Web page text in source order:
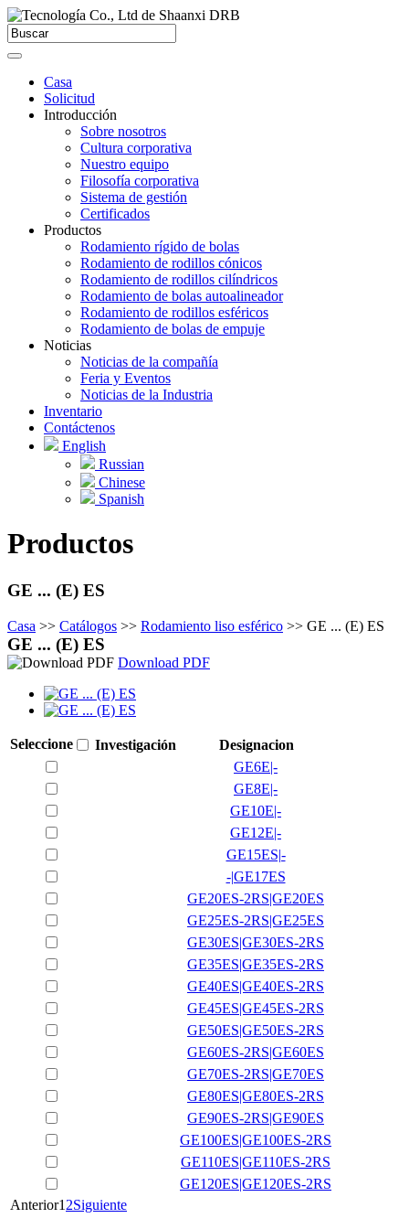
Casa
Solicitud
Introducción
Sobre nosotros
Cultura corporativa
Nuestro equipo
Filosofía corporativa
Sistema de gestión
Certificados
Productos
Rodamiento rígido de bolas
Rodamiento de rodillos cónicos
Rodamiento de rodillos cilíndricos
Rodamiento de bolas autoalineador
Rodamiento de rodillos esféricos
Rodamiento de bolas de empuje
Noticias
Noticias de la compañía
Feria y Eventos
Noticias de la Industria
Inventario
Contáctenos
English
Russian
Chinese
Spanish
Productos
GE ... (E) ES
Casa >> Catálogos >> Rodamiento liso esférico >> GE ... (E) ES
GE ... (E) ES
Download PDF
Seleccione Investigación
Designacion
GE6E|-
GE8E|-
GE10E|-
GE12E|-
GE15ES|-
-|GE17ES
GE20ES-2RS|GE20ES
GE25ES-2RS|GE25ES
GE30ES|GE30ES-2RS
GE35ES|GE35ES-2RS
GE40ES|GE40ES-2RS
GE45ES|GE45ES-2RS
GE50ES|GE50ES-2RS
GE60ES-2RS|GE60ES
GE70ES-2RS|GE70ES
GE80ES|GE80ES-2RS
GE90ES-2RS|GE90ES
GE100ES|GE100ES-2RS
GE110ES|GE110ES-2RS
GE120ES|GE120ES-2RS
Anterior1 2Siguiente